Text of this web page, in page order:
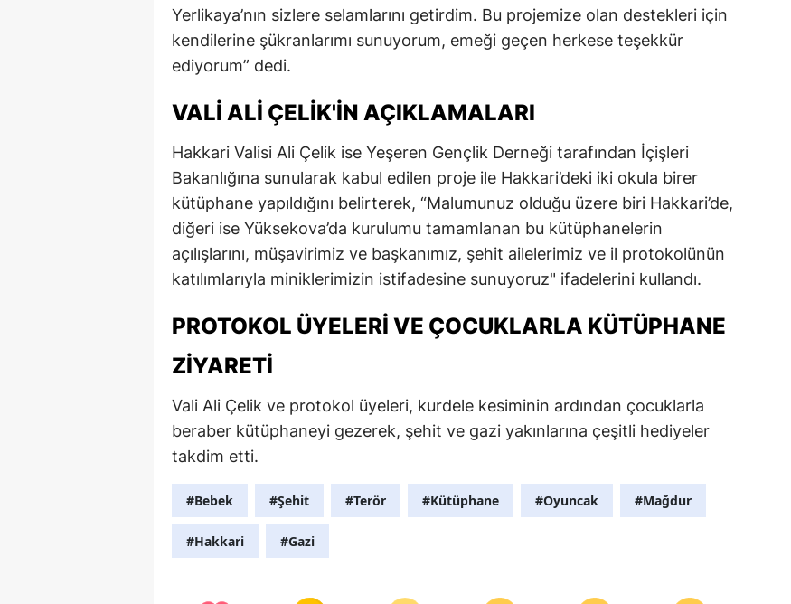
Yerlikaya’nın sizlere selamlarını getirdim. Bu projemize olan destekleri için
kendilerine şükranlarımı sunuyorum, emeği geçen herkese teşekkür
ediyorum” dedi.
VALI ALI ÇELIK'IN AÇIKLAMALARI
Hakkari Valisi Ali Çelik ise Yeşeren Gençlik Derneği tarafından İçişleri
Bakanlığına sunularak kabul edilen proje ile Hakkari’deki iki okula birer
kütüphane yapıldığını belirterek, “Malumunuz olduğu üzere biri Hakkari’de,
diğeri ise Yüksekova’da kurulumu tamamlanan bu kütüphanelerin
açılışlarını, müşavirimiz ve başkanımız, şehit ailelerimiz ve il protokolünün
katılımlarıyla miniklerimizin istifadesine sunuyoruz" ifadelerini kullandı.
PROTOKOL ÜYELERI VE ÇOCUKLARLA KÜTÜPHANE
ZIYARETI
Vali Ali Çelik ve protokol üyeleri, kurdele kesiminin ardından çocuklarla
beraber kütüphaneyi gezerek, şehit ve gazi yakınlarına çeşitli hediyeler
takdim etti.
#Bebek #Şehit #Terör #Kütüphane #Oyuncak #Mağdur
#Hakkari #Gazi